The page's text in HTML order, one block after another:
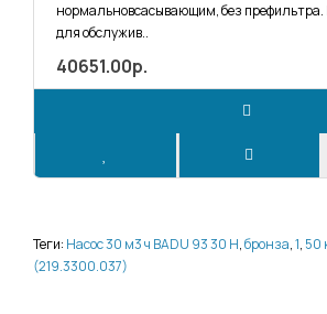
нормальновсасывающим, без
для обслужив..
40651.00р.
Теги: Насос 30 м3 ч BADU 93 30 H,бронза,1, 50
(219.3300.037)